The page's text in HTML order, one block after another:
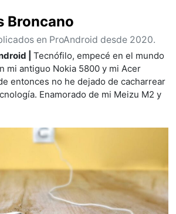
Broncano
en ProAndroid desde 2020.
| Tecnófilo, empecé en el mundo
mi antiguo Nokia 5800 y mi Acer
entonces no he dejado de cacharrear
Enamorado de mi Meizu M2 y